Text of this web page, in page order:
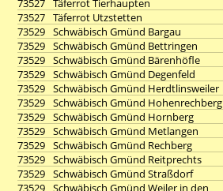
73527 Täferrot Tierhaupten
73527 Täferrot Utzstetten
73529 Schwäbisch Gmünd Bargau
73529 Schwäbisch Gmünd Bettringen
73529 Schwäbisch Gmünd Bärenhöfle
73529 Schwäbisch Gmünd Degenfeld
73529 Schwäbisch Gmünd Herdtlinsweiler
73529 Schwäbisch Gmünd Hohenrechberg
73529 Schwäbisch Gmünd Hornberg
73529 Schwäbisch Gmünd Metlangen
73529 Schwäbisch Gmünd Rechberg
73529 Schwäbisch Gmünd Reitprechts
73529 Schwäbisch Gmünd Straßdorf
73529 Schwäbisch Gmünd Weiler in den